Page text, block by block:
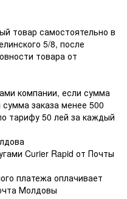
товар самостоятельно в
5/8, после
товара от
компании, если сумма
заказа менее 500
тарифу 50 лей за каждый
Curier Rapid от Почты
платежа оплачивает
Молдовы